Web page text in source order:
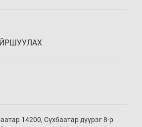
14 цаг 00 мин
13 цаг 30 мин
14200, Сүхбаатар дүүрэг 8-р